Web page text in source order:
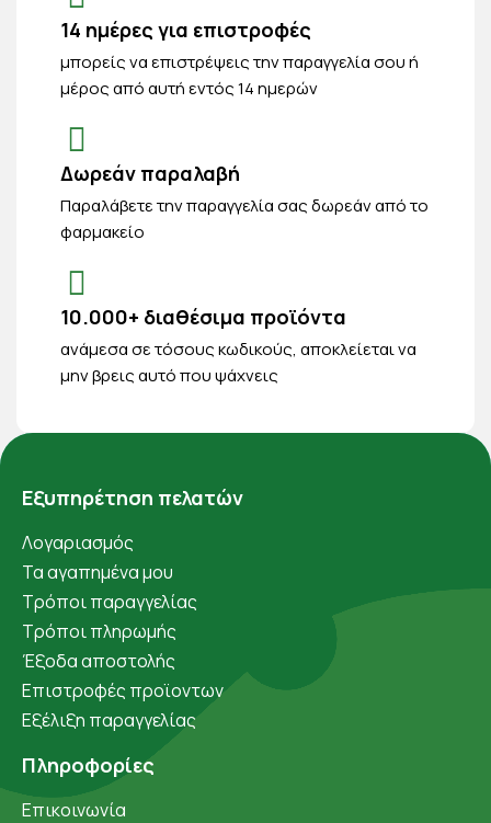
14 ημέρες για επιστροφές
μπορείς να επιστρέψεις την παραγγελία σου ή
μέρος από αυτή εντός 14 ημερών
Δωρεάν παραλαβή
Παραλάβετε την παραγγελία σας δωρεάν από το
φαρμακείο
10.000+ διαθέσιμα προϊόντα
ανάμεσα σε τόσους κωδικούς, αποκλείεται να
μην βρεις αυτό που ψάχνεις
Εξυπηρέτηση πελατών
Λογαριασμός
Τα αγαπημένα μου
Τρόποι παραγγελίας
Τρόποι πληρωμής
Έξοδα αποστολής
Επιστροφές προϊοντων
Εξέλιξη παραγγελίας
Πληροφορίες
Επικοινωνία